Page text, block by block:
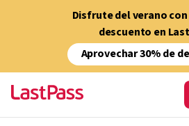
Disfrute del verano con
descuento en
Aprovechar 30% de